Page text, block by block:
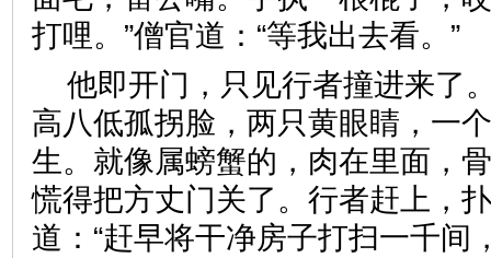
打哩。”僧官道：“等我出去看
他即开门，只见行者撞进来了
高八低孤拐脸，两只黄眼睛，一
生。就像属螃蟹的，肉在里面，
慌得把方丈门关了。行者赶上，
道：“赶早将干净房子打扫一千间